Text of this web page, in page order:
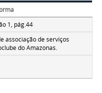
1, pág.44
associação de serviços
do Amazonas.